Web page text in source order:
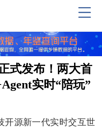
式发布！两大首
实时“陪玩”
开源新一代实时交互世